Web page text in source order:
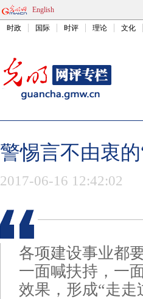
English
时政 国际 时评 理论 文化
警惕言不由衷
2017-06-16 12:42:02
各项建设事业都
一面喊扶持，一
效果，形成“走走